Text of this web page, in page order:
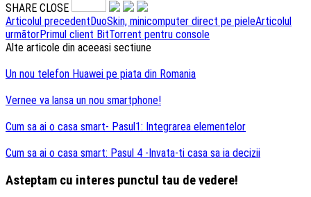
SHARE CLOSE
Navigare
articole
Articolul precedentDuoSkin, minicomputer direct pe pieleArticolul
următorPrimul client BitTorrent pentru console
Alte articole din aceeasi sectiune
Un nou telefon Huawei pe piata din Romania
Vernee va lansa un nou smartphone!
Cum sa ai o casa smart- Pasul1: Integrarea elementelor
Cum sa ai o casa smart: Pasul 4 -Invata-ti casa sa ia decizii
Asteptam cu interes punctul tau de vedere!